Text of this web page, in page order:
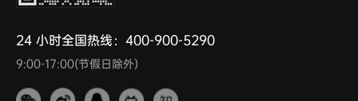
24 小时全国热线：400-900-5290
9:00-17:00(节假日除外)